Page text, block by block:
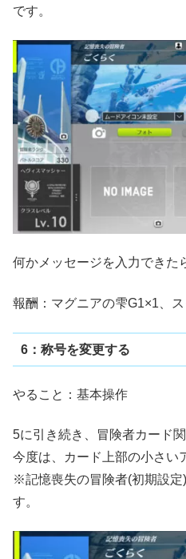
です。
何かメッセージを入力できた
報酬：マグニアの雫G1×1、
6：称号を変更する
やること：基本操作
5に引き続き、冒険者カード関
今度は、カード上部の小さい
※記憶喪失の冒険者(初期設
す。